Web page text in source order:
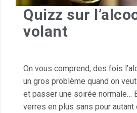
Quizz sur
volant
On vous comprend, des fois
un gros problème quand on
et passer une soirée normale…
verres en plus sans pour